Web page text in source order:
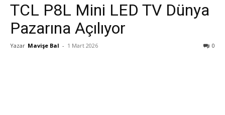
TCL P8L Mini LED TV Dünya
Pazarına Açılıyor
Yazar Mavişe Bal - 1 Mart 2026 0